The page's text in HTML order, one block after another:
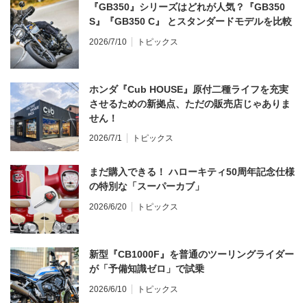
『GB350』シリーズはどれが人気？『GB350
S』『GB350 C』 とスタンダードモデルを比較
2026/7/10 トピックス
ホンダ『Cub HOUSE』原付二種ライフを充実
させるための新拠点、ただの販売店じゃありま
せん！
2026/7/1 トピックス
まだ購入できる！ ハローキティ50周年記念仕様
の特別な「スーパーカブ」
2026/6/20 トピックス
新型『CB1000F』を普通のツーリングライダー
が「予備知識ゼロ」で試乗
2026/6/10 トピックス